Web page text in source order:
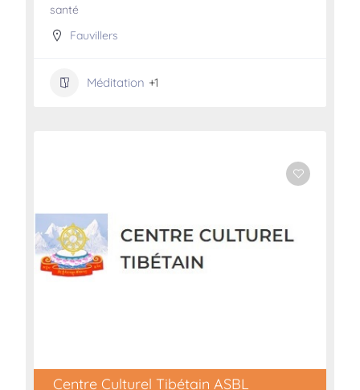
santé
Fauvillers
Méditation +1
Centre Culturel Tibétain ASBL